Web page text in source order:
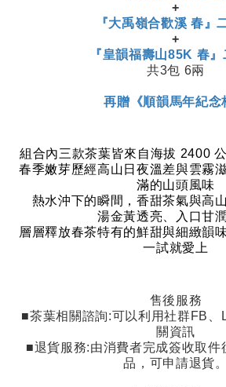
+
『大禹嶺合歡溪 春』
+
『皇韻福壽山85K 春
共3包 6兩
再贈《順韻馬年紀念
組合內三款茶葉皆來自海拔 2400
春季嫩芽歷經高山日夜溫差與雲霧
滿的山頭風味
熱水沖下的瞬間，香甜茶氣與高
湯金黃透亮、入口甘
層層釋放春茶特有的鮮甜與細緻韻
一試就愛上
售後服務
■茶葉相關諮詢:可以利用社群FB
關資訊
■退貨服務:由消費者完成簽收取件
品，可申請退貨。